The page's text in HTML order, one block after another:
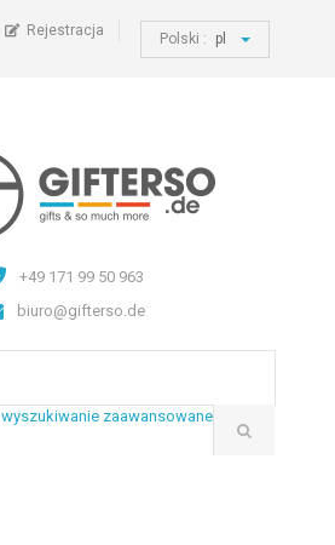
Rejestracja Polski : pl
+49 171 99 50 963
biuro@gifterso.de
wyszukiwanie zaawansowane